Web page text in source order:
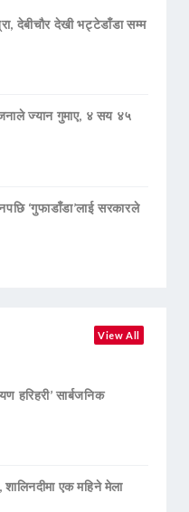
देबीचौर देखी भट्टेडाँडा सम्म
ज्यान गुमाए, ४ सय ४५
‘गुफाडाँडा’लाई सरकारले
View All
हरिहरी’ सार्बजनिक
एक महिने मेला